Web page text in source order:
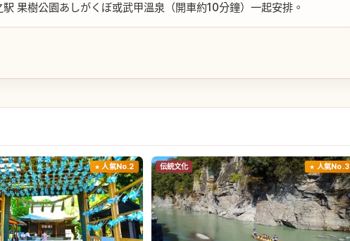
果樹公園あしがくぼ或武甲溫泉（開車約10分鐘）一起安排。
人氣No.2 伝統文化 人氣No.3